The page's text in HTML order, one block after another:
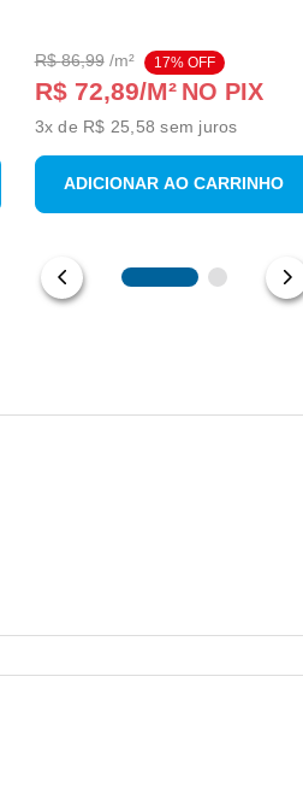
R$ 86,99/m² 17% OFF
R$ 72,89/M² NO PIX
3x de R$ 25,58 sem juros
ADICIONAR AO CARRINHO